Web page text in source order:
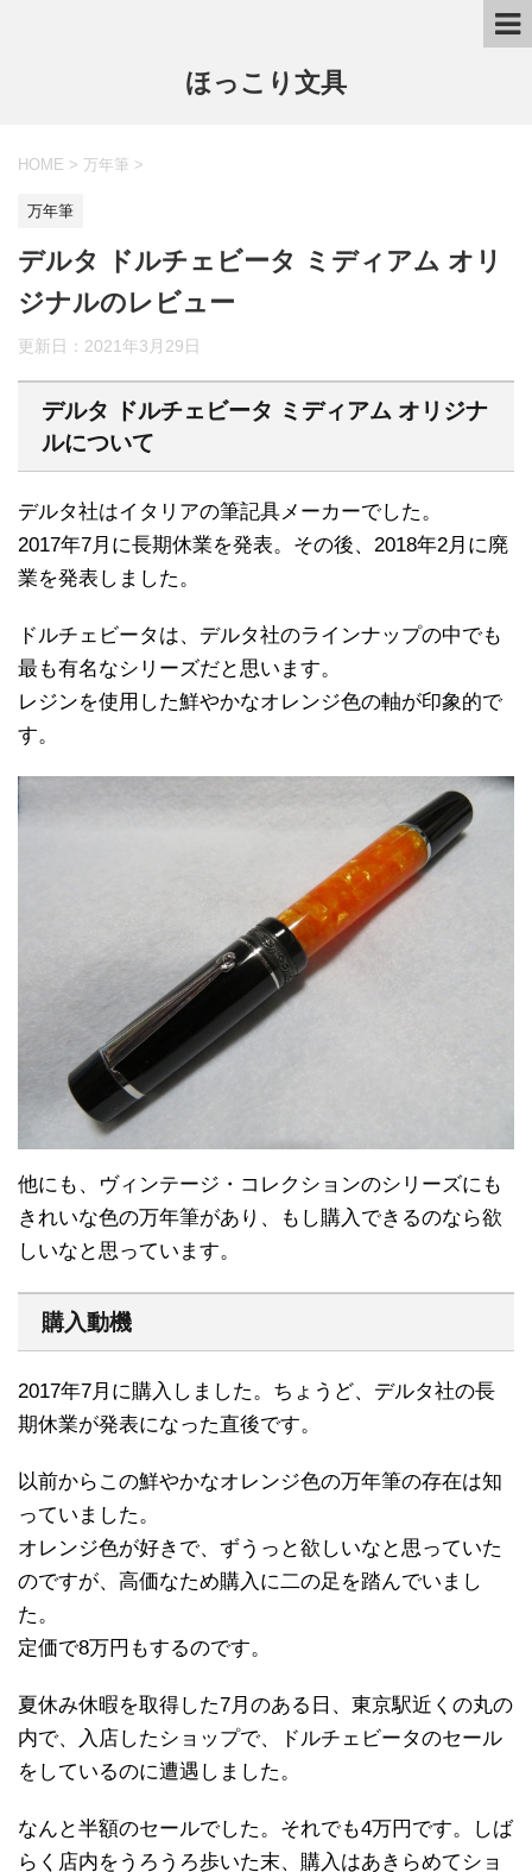
ほっこり文具
HOME > 万年筆 >
万年筆
デルタ ドルチェビータ ミディアム オリ
ジナルのレビュー
更新日： 2021年3月29日
デルタ ドルチェビータ ミディアム オリジナ
ルについて
デルタ社はイタリアの筆記具メーカーでした。
2017年7月に長期休業を発表。その後、2018年2月に廃
業を発表しました。
ドルチェビータは、デルタ社のラインナップの中でも
最も有名なシリーズだと思います。
レジンを使用した鮮やかなオレンジ色の軸が印象的で
す。
他にも、ヴィンテージ・コレクションのシリーズにも
きれいな色の万年筆があり、もし購入できるのなら欲
しいなと思っています。
購入動機
2017年7月に購入しました。ちょうど、デルタ社の長
期休業が発表になった直後です。
以前からこの鮮やかなオレンジ色の万年筆の存在は知
っていました。
オレンジ色が好きで、ずうっと欲しいなと思っていた
のですが、高価なため購入に二の足を踏んでいまし
た。
定価で8万円もするのです。
夏休み休暇を取得した7月のある日、東京駅近くの丸の
内で、入店したショップで、ドルチェビータのセール
をしているのに遭遇しました。
なんと半額のセールでした。それでも4万円です。しば
らく店内をうろうろ歩いた末、購入はあきらめてショ